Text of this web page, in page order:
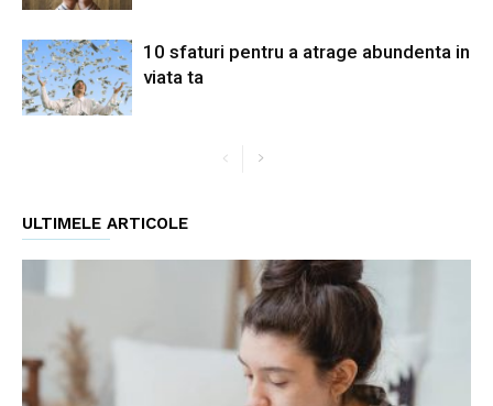
10 sfaturi pentru a atrage abundenta in
viata ta
ULTIMELE ARTICOLE